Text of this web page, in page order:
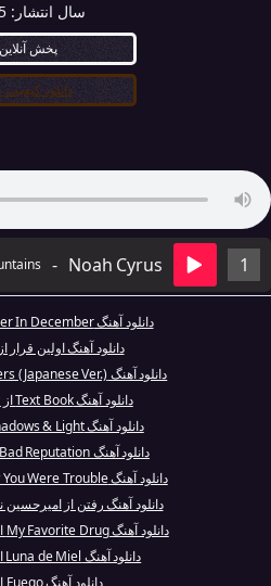
سال انتشار:
پخش آنلاین
دانلود کیفیت ۳۲۰
1
Noah Cyrus
-
دانلود آهنگ Summer In December از G-Eazy
دانلود آهنگ اولین قرار
دانلود آهنگ Beautiful Strangers (Japanese Ver.)...
دانلود آهنگ Text Book از Lana Del Rey
دانلود آهنگ Shadows & Light از مدیر سایت
دانلود آهنگ Bad Reputation از Avril Lavigne
دانلود آهنگ I Knew You Were Trouble از Taylor S...
دانلود آهنگ رفتن از
دانلود آهنگ My Favorite Drug از Justin Timberlake
دانلود آهنگ Luna de Miel از ELENA ROSE
دانلود آهنگ Fuego از Cazzu